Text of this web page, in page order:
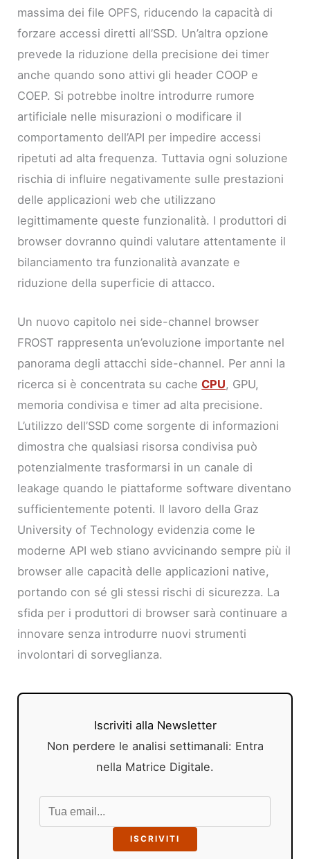
massima dei file OPFS, riducendo la capacità di
forzare accessi diretti all’SSD. Un’altra opzione
prevede la riduzione della precisione dei timer
anche quando sono attivi gli header COOP e
COEP. Si potrebbe inoltre introdurre rumore
artificiale nelle misurazioni o modificare il
comportamento dell’API per impedire accessi
ripetuti ad alta frequenza. Tuttavia ogni soluzione
rischia di influire negativamente sulle prestazioni
delle applicazioni web che utilizzano
legittimamente queste funzionalità. I produttori di
browser dovranno quindi valutare attentamente il
bilanciamento tra funzionalità avanzate e
riduzione della superficie di attacco.
Un nuovo capitolo nei side-channel browser
FROST rappresenta un’evoluzione importante nel
panorama degli attacchi side-channel. Per anni la
ricerca si è concentrata su cacheCPU, GPU,
memoria condivisa e timer ad alta precisione.
L’utilizzo dell’SSD come sorgente di informazioni
dimostra che qualsiasi risorsa condivisa può
potenzialmente trasformarsi in un canale di
leakage quando le piattaforme software diventano
sufficientemente potenti. Il lavoro della Graz
University of Technology evidenzia come le
moderne API web stiano avvicinando sempre più il
browser alle capacità delle applicazioni native,
portando con sé gli stessi rischi di sicurezza. La
sfida per i produttori di browser sarà continuare a
innovare senza introdurre nuovi strumenti
involontari di sorveglianza.
Iscriviti alla Newsletter
Non perdere le analisi settimanali: Entra
nella Matrice Digitale.
ISCRIVITI